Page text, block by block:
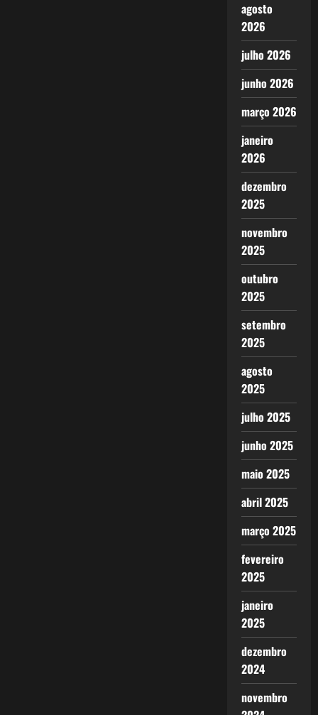
agosto
2026
julho 2026
junho 2026
março 2026
janeiro
2026
dezembro
2025
novembro
2025
outubro
2025
setembro
2025
agosto
2025
julho 2025
junho 2025
maio 2025
abril 2025
março 2025
fevereiro
2025
janeiro
2025
dezembro
2024
novembro